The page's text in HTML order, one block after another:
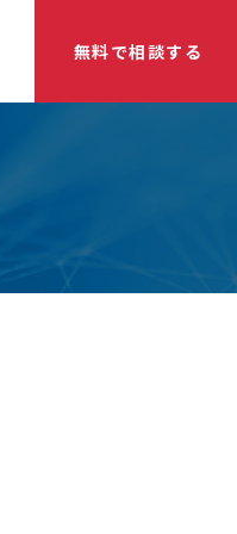
無料で相談する